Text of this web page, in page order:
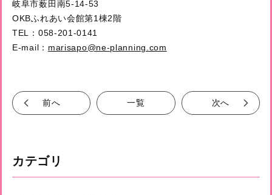
岐阜市薮田南5-14-53
OKBふれあい会館第1棟2階
TEL：058-201-0141
E-mail： marisapo@ne-planning.com
前へ 一覧 次へ
カテゴリ